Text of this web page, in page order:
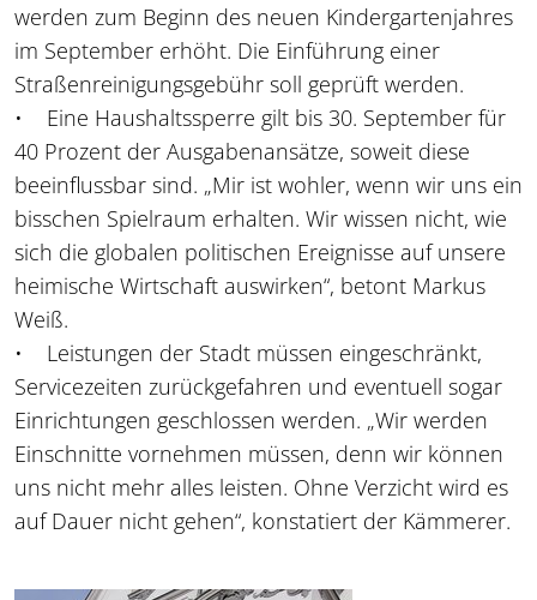
werden zum Beginn des neuen Kindergartenjahres
im September erhöht. Die Einführung einer
Straßenreinigungsgebühr soll geprüft werden.
• Eine Haushaltssperre gilt bis 30. September für
40 Prozent der Ausgabenansätze, soweit diese
beeinflussbar sind. „Mir ist wohler, wenn wir uns ein
bisschen Spielraum erhalten. Wir wissen nicht, wie
sich die globalen politischen Ereignisse auf unsere
heimische Wirtschaft auswirken“, betont Markus
Weiß.
• Leistungen der Stadt müssen eingeschränkt,
Servicezeiten zurückgefahren und eventuell sogar
Einrichtungen geschlossen werden. „Wir werden
Einschnitte vornehmen müssen, denn wir können
uns nicht mehr alles leisten. Ohne Verzicht wird es
auf Dauer nicht gehen“, konstatiert der Kämmerer.